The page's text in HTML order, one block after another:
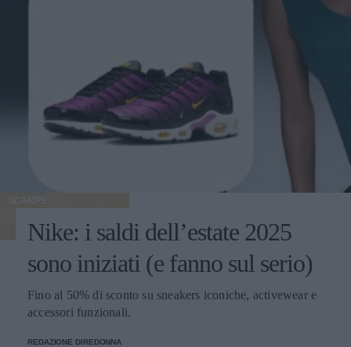
SCARPE
Nike: i saldi dell’estate 2025
sono iniziati (e fanno sul serio)
Fino al 50% di sconto su sneakers iconiche, activewear e
accessori funzionali.
REDAZIONE DIREDONNA